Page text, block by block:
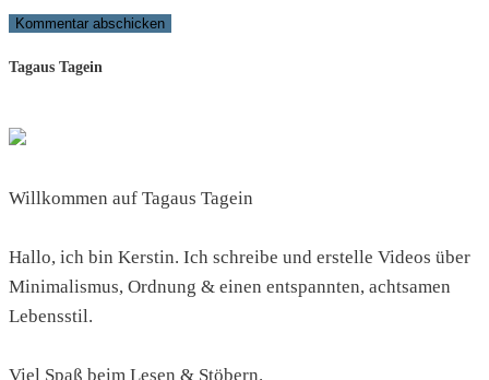
Tagaus Tagein
Willkommen auf Tagaus Tagein
Hallo, ich bin Kerstin. Ich schreibe und erstelle Videos über
Minimalismus, Ordnung & einen entspannten, achtsamen
Lebensstil.
Viel Spaß beim Lesen & Stöbern.